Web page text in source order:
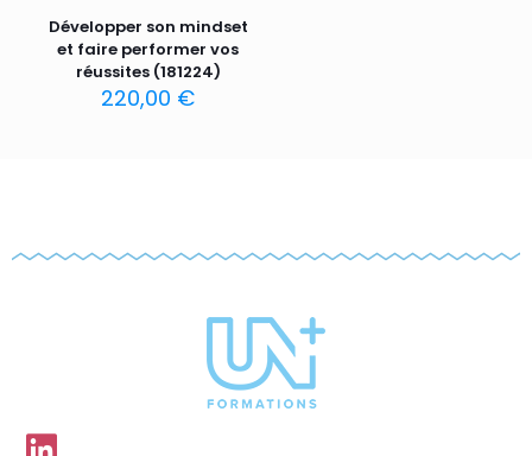
Développer son mindset
et faire performer vos
réussites (181224)
220,00 €